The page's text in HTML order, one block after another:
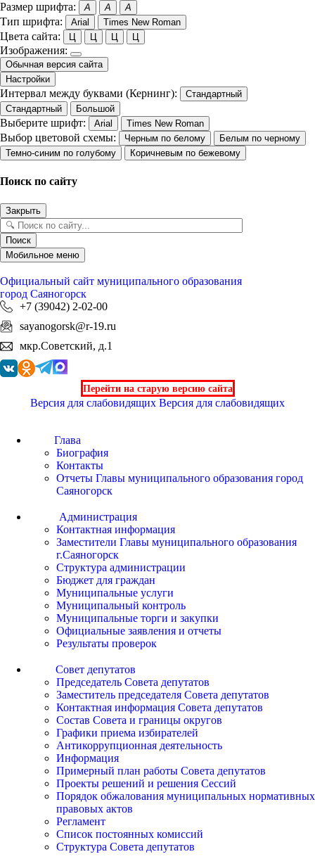
Размер шрифта: A A A
Тип шрифта: Arial Times New Roman
Цвета сайта: Ц Ц Ц Ц
Изображения:
Обычная версия сайта
Настройки
Интервал между буквами (Кернинг):
Стандартный
Стандартный
Большой
Выберите шрифт: Arial Times New Roman
Выбор цветовой схемы: Черным по белому
Белым по черному
Темно-синим по голубому
Коричневым по бежевому
Поиск по сайту
Закрыть
Поиск
Мобильное меню
Официальный сайт муниципального образования
город Саяногорск
+7 (39042) 2-02-00
sayanogorsk@r-19.ru
мкр.Советский, д.1
Перейти на старую версию сайта
Версия для слабовидящих Версия для слабовидящих
Глава
Биография
Контакты
Отчеты Главы муниципального образования город
Саяногорск
Администрация
Контактная информация
Заместители Главы муниципального образования
г.Саяногорск
Структура администрации
Бюджет для граждан
Муниципальные услуги
Муниципальный контроль
Муниципальные торги и закупки
Официальные заявления и отчеты
Результаты проверок
Совет депутатов
Председатель Совета депутатов
Заместитель председателя Совета депутатов
Контактная информация Совета депутатов
Состав Совета и границы округов
Графики приема избирателей
Антикоррупционная деятельность
Информация
Примерный план работы Совета депутатов
Проекты решений и решения Сессий
Порядок обжалования муниципальных нормативных
правовых актов
Регламент
Список постоянных комиссий
Структура Совета депутатов